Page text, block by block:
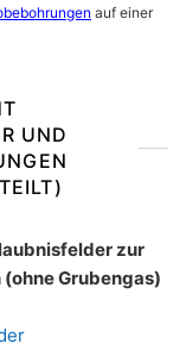
auf einer
UND
zur
Grubengas)